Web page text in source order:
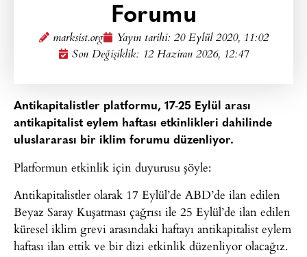
Forumu
marksist.org Yayın tarihi: 20 Eylül 2020, 11:02
Son Değişiklik: 12 Haziran 2026, 12:47
Antikapitalistler platformu, 17-25 Eylül arası
antikapitalist eylem haftası etkinlikleri dahilinde
uluslararası bir iklim forumu düzenliyor.
Platformun etkinlik için duyurusu şöyle:
Antikapitalistler olarak 17 Eylül’de ABD’de ilan edilen
Beyaz Saray Kuşatması çağrısı ile 25 Eylül’de ilan edilen
küresel iklim grevi arasındaki haftayı antikapitalist eylem
haftası ilan ettik ve bir dizi etkinlik düzenliyor olacağız.